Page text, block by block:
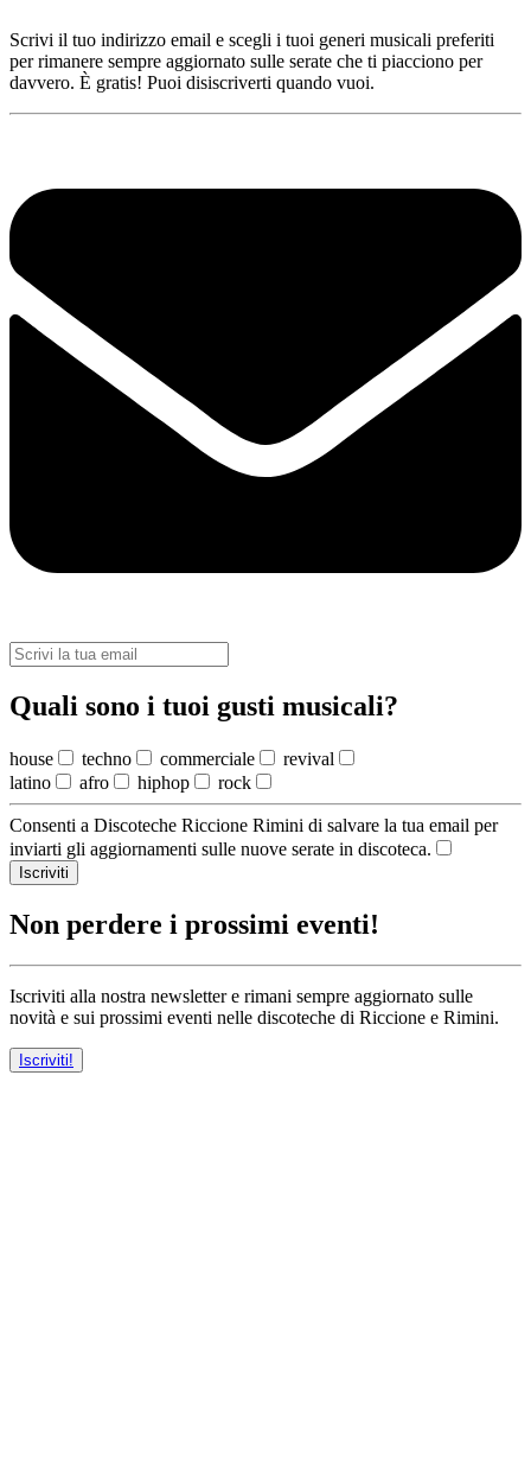
Scrivi il tuo indirizzo email e scegli i tuoi generi musicali preferiti
per rimanere sempre aggiornato sulle serate che ti piacciono per
davvero. È gratis! Puoi disiscriverti quando vuoi.
Quali sono i tuoi gusti musicali?
house techno commerciale
revival
latino
afro hiphop rock
Consenti a Discoteche Riccione Rimini di salvare la tua email per
inviarti gli aggiornamenti sulle nuove serate in discoteca.
Iscriviti
Non perdere i prossimi eventi!
Iscriviti alla nostra newsletter e rimani sempre aggiornato sulle
novità e sui prossimi eventi nelle discoteche di Riccione e Rimini.
Iscriviti!